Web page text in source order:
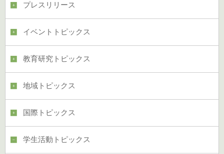
プレスリリース
イベントトピックス
教育研究トピックス
地域トピックス
国際トピックス
学生活動トピックス